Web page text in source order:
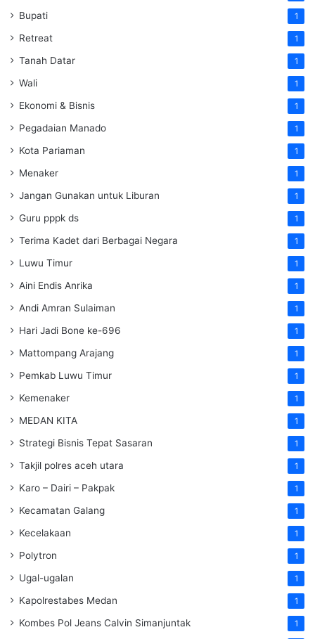
Bupati 1
Retreat 1
Tanah Datar 1
Wali 1
Ekonomi & Bisnis 1
Pegadaian Manado 1
Kota Pariaman 1
Menaker 1
Jangan Gunakan untuk Liburan 1
Guru pppk ds 1
Terima Kadet dari Berbagai Negara 1
Luwu Timur 1
Aini Endis Anrika 1
Andi Amran Sulaiman 1
Hari Jadi Bone ke-696 1
Mattompang Arajang 1
Pemkab Luwu Timur 1
Kemenaker 1
MEDAN KITA 1
Strategi Bisnis Tepat Sasaran 1
Takjil polres aceh utara 1
Karo – Dairi – Pakpak 1
Kecamatan Galang 1
Kecelakaan 1
Polytron 1
Ugal-ugalan 1
Kapolrestabes Medan 1
Kombes Pol Jeans Calvin Simanjuntak 1